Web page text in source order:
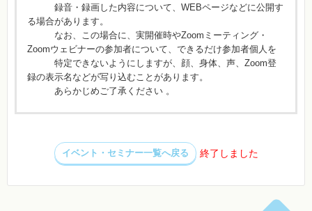
録音・録画した内容について、WEBページなどに公開す
る場合があります。
なお、この場合に、実開催時やZoomミーティング・
Zoomウェビナーの参加者について、できるだけ参加者個人を
特定できないようにしますが、顔、身体、声、Zoom登
録の表示名などが写り込むことがあります。
あらかじめご了承ください 。
イベント・セミナー一覧へ戻る 終了しました